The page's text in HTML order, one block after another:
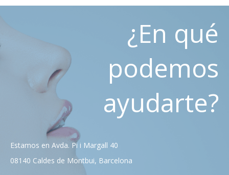
¿En qué
podemos
ayudarte?
Estamos en Avda. Pi i Margall 40
08140 Caldes de Montbui, Barcelona